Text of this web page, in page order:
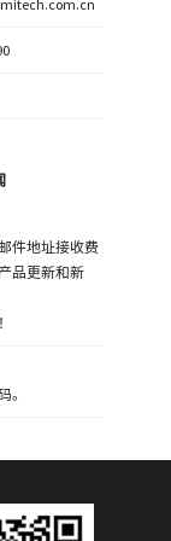
件地址接收费
品更新和新
！
。